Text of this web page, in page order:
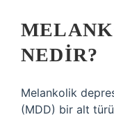
NEDIR?
Melankolik
(MDD) bir alt